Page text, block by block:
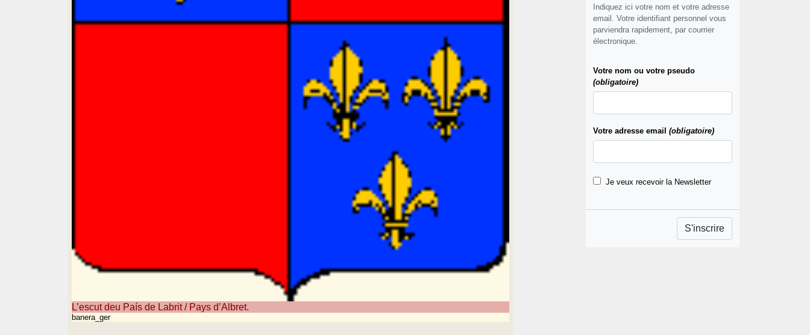
L’escut deu País de Labrit / Pays d’Albret.
banera_ger
Indiquez ici votre nom et votre adresse
email. Votre identifiant personnel vous
parviendra rapidement, par courrier
électronique.
Votre nom ou votre pseudo
(obligatoire)
Votre adresse email (obligatoire)
Je veux recevoir la Newsletter